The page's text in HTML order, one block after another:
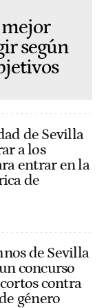
mejor
según
de Sevilla
a los
entrar en la
de
de Sevilla
concurso
contra
género